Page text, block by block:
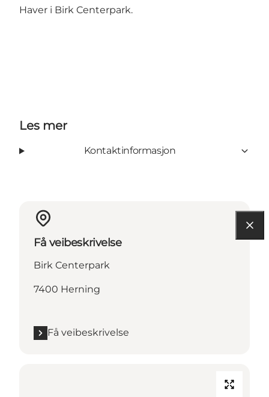
Haver i Birk Centerpark.
Les mer
Kontaktinformasjon
Få veibeskrivelse
Birk Centerpark
7400 Herning
Få veibeskrivelse